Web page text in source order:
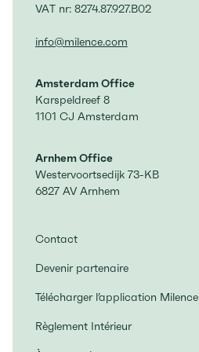
VAT nr: 8274.87.927.B02
info@milence.com
Amsterdam Office
Karspeldreef 8
1101 CJ Amsterdam
Arnhem Office
Westervoortsedijk 73-KB
6827 AV Arnhem
Contact
Devenir partenaire
Télécharger l’application Milence
Règlement Intérieur